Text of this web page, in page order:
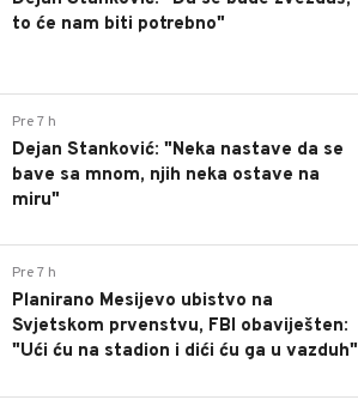
to će nam biti potrebno"
Pre 7 h
Dejan Stanković: "Neka nastave da se
bave sa mnom, njih neka ostave na
miru"
Pre 7 h
Planirano Mesijevo ubistvo na
Svjetskom prvenstvu, FBI obaviješten:
"Ući ću na stadion i dići ću ga u vazduh"